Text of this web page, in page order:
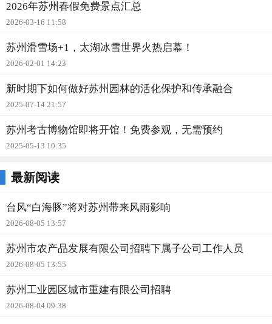
2026年苏州春假免费景点汇总
2026-03-16 11:58
苏州滑雪场+1，太湖冰雪世界火热启幕！
2026-02-01 14:23
新时期下如何做好苏州园林的活化保护和传承融合
2025-07-14 21:57
苏州考古博物馆即将开馆！免费参观，无需预约
2025-05-13 10:35
最新阅读
台风“白海豚”将对苏州带来风雨影响
2026-08-05 13:57
苏州市农产品发展有限公司招聘下属子公司工作人员
2026-08-05 13:55
苏州工业园区城市重建有限公司招聘
2026-08-04 09:38